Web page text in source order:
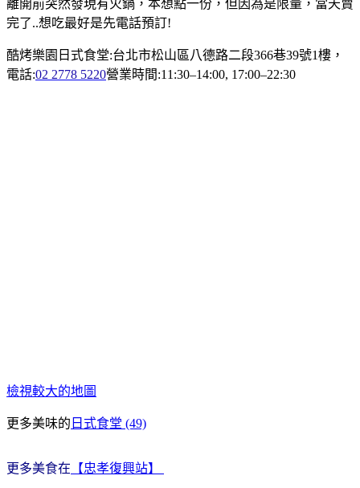
離開前突然發現有火鍋，本想點一份，但因為是限量，當天賣
完了..想吃最好是先電話預訂!
酷烤樂園日式食堂:台北市松山區八德路二段366巷39號1樓，
電話:02 2778 5220營業時間:11:30–14:00, 17:00–22:30
檢視較大的地圖
更多美味的 日式食堂 (49)
更多美食在 【忠孝復興站】